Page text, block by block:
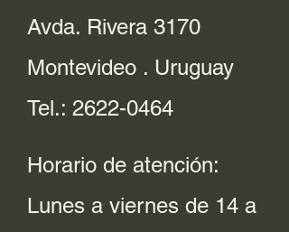
Avda. Rivera 3170
Montevideo . Uruguay
Tel.: 2622-0464
Horario de atención:
Lunes a viernes de 14 a